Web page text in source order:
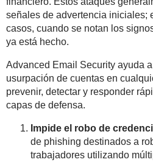
señales de advertencia iniciales;
casos, cuando se notan los
ya está hecho.
Advanced Email Security ayuda
usurpación de cuentas en
prevenir, detectar y responder
capas de defensa.
Impide el robo de
de phishing destinados a
trabajadores utilizando